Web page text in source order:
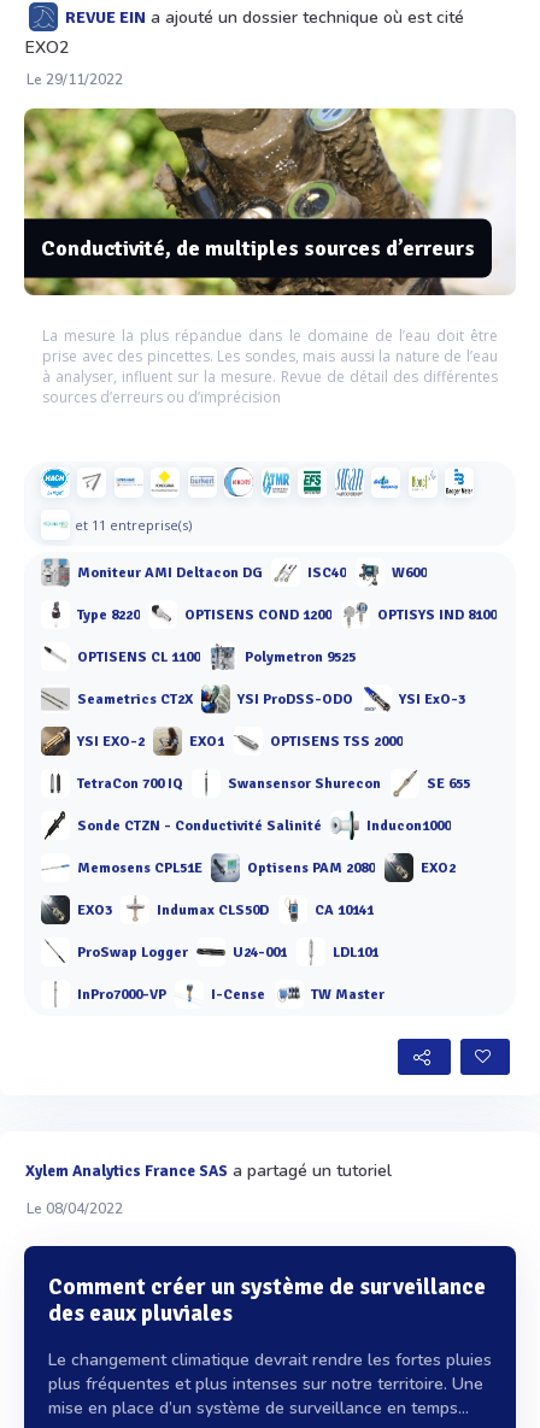
REVUE EIN a ajouté un dossier technique où est cité
EXO2
Le 29/11/2022
Conductivité, de multiples sources d’erreurs
La mesure la plus répandue dans le domaine de l’eau doit être
prise avec des pincettes. Les sondes, mais aussi la nature de l’eau
à analyser, influent sur la mesure. Revue de détail des différentes
sources d’erreurs ou d’imprécision
et 11 entreprise(s)
Moniteur AMI Deltacon DG ISC40 W600
Type 8220 OPTISENS COND 1200 OPTISYS IND 8100
OPTISENS CL 1100 Polymetron 9525
Seametrics CT2X YSI ProDSS-ODO YSI ExO-3
YSI EXO-2 EXO1 OPTISENS TSS 2000
TetraCon 700 IQ Swansensor Shurecon SE 655
Sonde CTZN - Conductivité Salinité Inducon1000
Memosens CPL51E Optisens PAM 2080 EXO2
EXO3 Indumax CLS50D CA 10141
ProSwap Logger U24-001 LDL101
InPro7000-VP I-Cense TW Master
Xylem Analytics France SAS a partagé un tutoriel
Le 08/04/2022
Comment créer un système de surveillance
des eaux pluviales
Le changement climatique devrait rendre les fortes pluies
plus fréquentes et plus intenses sur notre territoire. Une
mise en place d’un système de surveillance en temps...